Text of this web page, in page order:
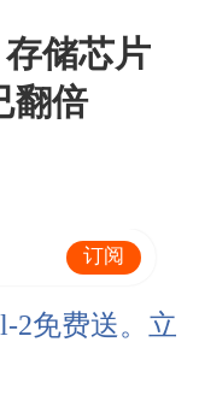
储芯片
翻倍
订阅
2免费送。立